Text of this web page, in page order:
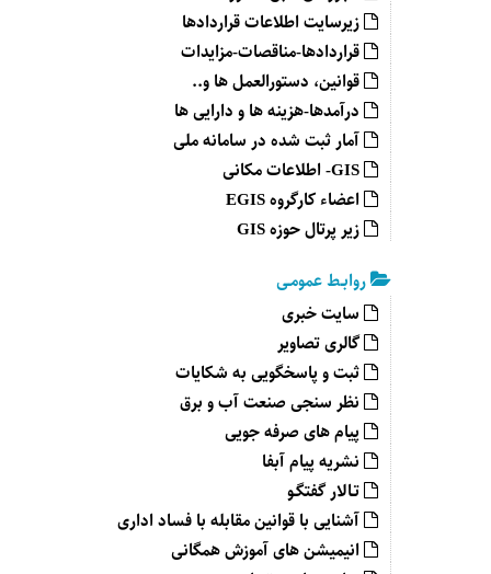
زیرسایت اطلاعات قراردادها
قراردادها-مناقصات-مزایدات
قوانین، دستورالعمل ها و..
درآمدها-هزینه ها و دارایی ها
آمار ثبت شده در سامانه ملی
اعضاء کارگروه EGIS
زیر پرتال حوزه GIS
روابـط عمومـی
سایت خبری
گالری تصاویر
ثبت و پاسخگویی به شکایات
نظر سنجی صنعت آب و برق
پیام های صرفه جویی
نشریه پیام آبفا
تـالار گفتگـو
آشنایی با قوانین مقابله با فساد اداری
انیمیشن های آموزش همگانی